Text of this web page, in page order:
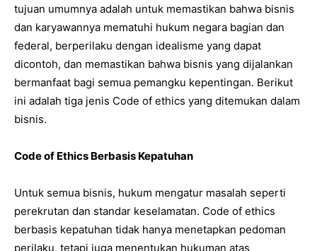
tujuan umumnya adalah untuk memastikan bahwa bisnis
dan karyawannya mematuhi hukum negara bagian dan
federal, berperilaku dengan idealisme yang dapat
dicontoh, dan memastikan bahwa bisnis yang dijalankan
bermanfaat bagi semua pemangku kepentingan. Berikut
ini adalah tiga jenis Code of ethics yang ditemukan dalam
bisnis.
Code of Ethics Berbasis Kepatuhan
Untuk semua bisnis, hukum mengatur masalah seperti
perekrutan dan standar keselamatan. Code of ethics
berbasis kepatuhan tidak hanya menetapkan pedoman
perilaku, tetapi juga menentukan hukuman atas